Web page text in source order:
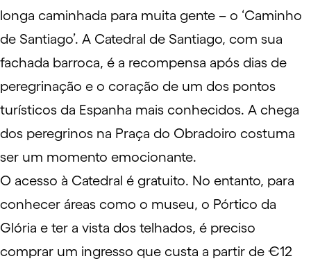
longa caminhada para muita gente – o ‘Caminho
de Santiago’. A Catedral de Santiago, com sua
fachada barroca, é a recompensa após dias de
peregrinação e o coração de um dos pontos
turísticos da Espanha mais conhecidos. A chega
dos peregrinos na Praça do Obradoiro costuma
ser um momento emocionante.
O acesso à Catedral é gratuito. No entanto, para
conhecer áreas como o museu, o Pórtico da
Glória e ter a vista dos telhados, é preciso
comprar um ingresso que custa a partir de €12